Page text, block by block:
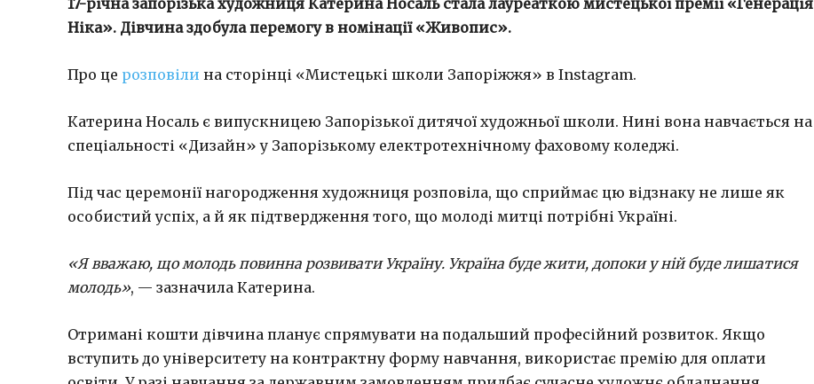
Ніка». Дівчина здобула перемогу в номінації «Живопис».
Про це розповіли на сторінці «Мистецькі школи Запоріжжя» в Instagram.
Катерина Носаль є випускницею Запорізької дитячої художньої школи. Нині вона навчається на
спеціальності «Дизайн» у Запорізькому електротехнічному фаховому коледжі.
Під час церемонії нагородження художниця розповіла, що сприймає цю відзнаку не лише як
особистий успіх, а й як підтвердження того, що молоді митці потрібні Україні.
«Я вважаю, що молодь повинна розвивати Україну. Україна буде жити, допоки у ній буде лишатися
молодь», — зазначила Катерина.
Отримані кошти дівчина планує спрямувати на подальший професійний розвиток. Якщо
вступить до університету на контрактну форму навчання, використає премію для оплати